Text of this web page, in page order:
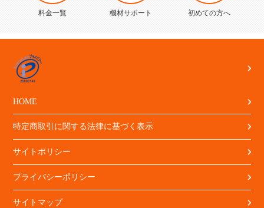
料金一覧 機材サポート 初めての方へ
HOME
特定商取引に関する法律に基づく表示
サイトポリシー
プライバシーポリシー
サイトマップ